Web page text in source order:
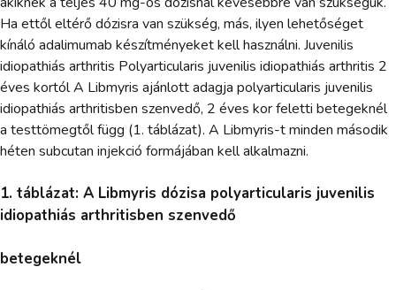
Ha ettől eltérő dózisra van szükség, más, ilyen lehetőséget
kínáló adalimumab készítményeket kell használni. Juvenilis
idiopathiás arthritis Polyarticularis juvenilis idiopathiás arthritis 2
éves kortól A Libmyris ajánlott adagja polyarticularis juvenilis
idiopathiás arthritisben szenvedő, 2 éves kor feletti betegeknél
a testtömegtől függ (1. táblázat). A Libmyris-t minden második
héten subcutan injekció formájában kell alkalmazni.
1. táblázat: A Libmyris dózisa polyarticularis juvenilis
idiopathiás arthritisben szenvedő
betegeknél